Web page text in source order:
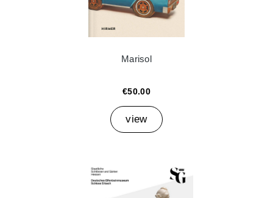
Marisol
€50.00
view